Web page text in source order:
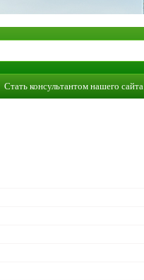
Стать консультантом нашего сайта